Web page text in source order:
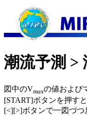
潮流予測 >
図中のVmaxの値および
[START]ボタンを押す
[<][>]ボタンで一図づつ